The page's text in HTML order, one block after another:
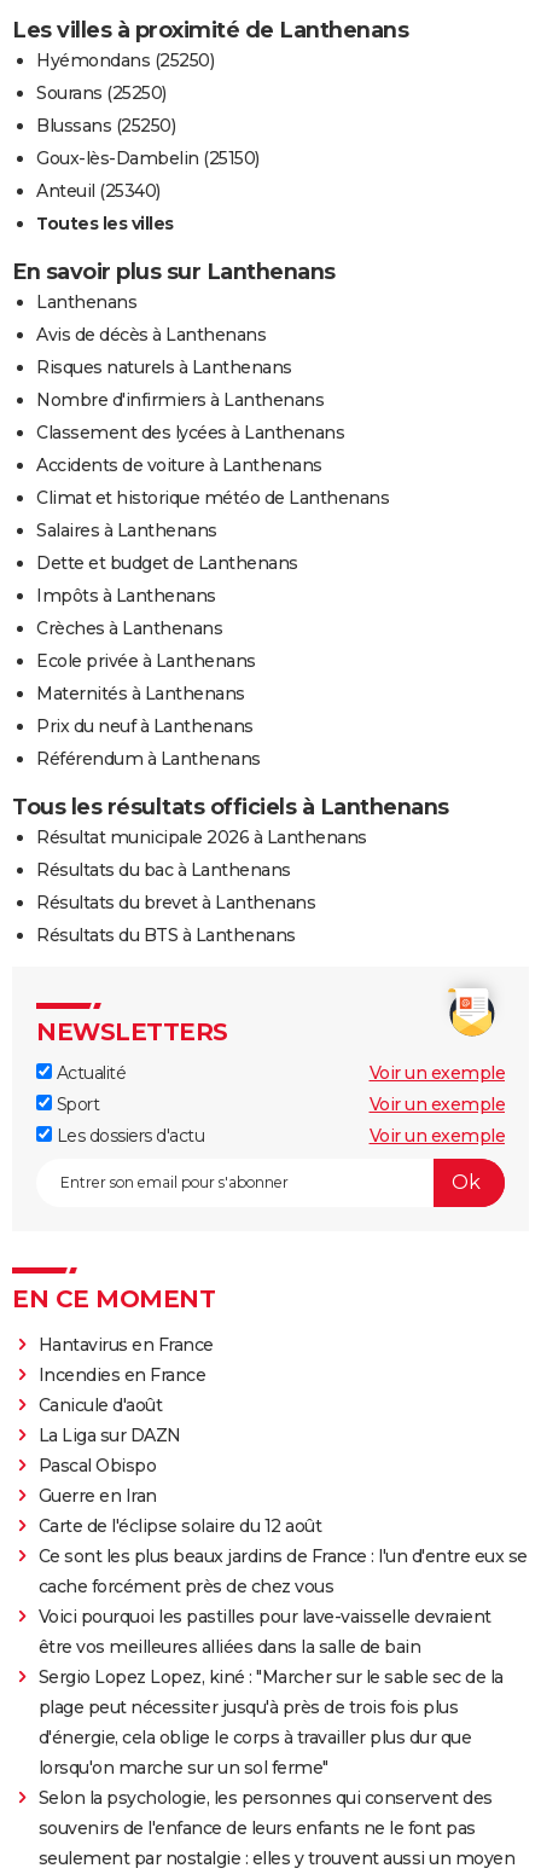
Les villes à proximité de Lanthenans
Hyémondans (25250)
Sourans (25250)
Blussans (25250)
Goux-lès-Dambelin (25150)
Anteuil (25340)
Toutes les villes
En savoir plus sur Lanthenans
Lanthenans
Avis de décès à Lanthenans
Risques naturels à Lanthenans
Nombre d'infirmiers à Lanthenans
Classement des lycées à Lanthenans
Accidents de voiture à Lanthenans
Climat et historique météo de Lanthenans
Salaires à Lanthenans
Dette et budget de Lanthenans
Impôts à Lanthenans
Crèches à Lanthenans
Ecole privée à Lanthenans
Maternités à Lanthenans
Prix du neuf à Lanthenans
Référendum à Lanthenans
Tous les résultats officiels à Lanthenans
Résultat municipale 2026 à Lanthenans
Résultats du bac à Lanthenans
Résultats du brevet à Lanthenans
Résultats du BTS à Lanthenans
NEWSLETTERS
Actualité
Voir un exemple
Sport
Voir un exemple
Les dossiers d'actu
Voir un exemple
EN CE MOMENT
Hantavirus en France
Incendies en France
Canicule d'août
La Liga sur DAZN
Pascal Obispo
Guerre en Iran
Carte de l'éclipse solaire du 12 août
Ce sont les plus beaux jardins de France : l'un d'entre eux se
cache forcément près de chez vous
Voici pourquoi les pastilles pour lave-vaisselle devraient
être vos meilleures alliées dans la salle de bain
Sergio Lopez Lopez, kiné : "Marcher sur le sable sec de la
plage peut nécessiter jusqu'à près de trois fois plus
d'énergie, cela oblige le corps à travailler plus dur que
lorsqu'on marche sur un sol ferme"
Selon la psychologie, les personnes qui conservent des
souvenirs de l'enfance de leurs enfants ne le font pas
seulement par nostalgie : elles y trouvent aussi un moyen